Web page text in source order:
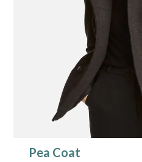
Pea Coat